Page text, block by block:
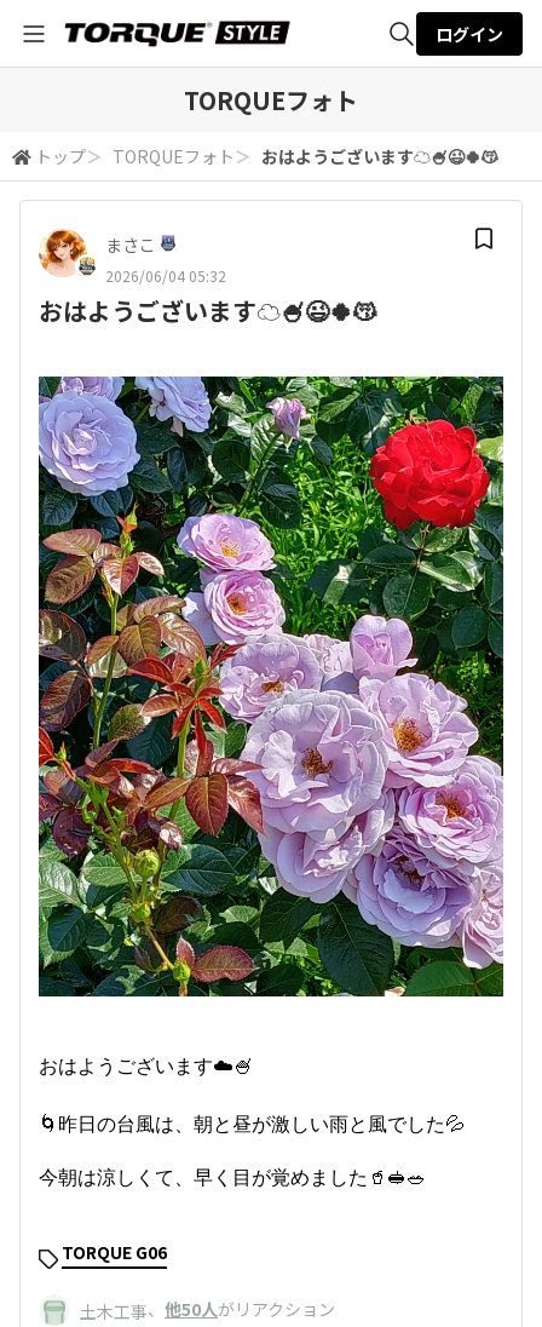
検索
ログイン
TORQUEフォト
トップ＞ TORQUEフォト ＞ おはようございます☁️🍧😉🍀😽
まさこ
2026/06/04 05:32
おはようございます☁️🍧😉🍀😽
おはようございます☁️🍧
🌀昨日の台風は、朝と昼が激しい雨と風でした💦
今朝は涼しくて、早く目が覚めました🥤🥪🥗
TORQUE G06
土木工事、 他50人がリアクション